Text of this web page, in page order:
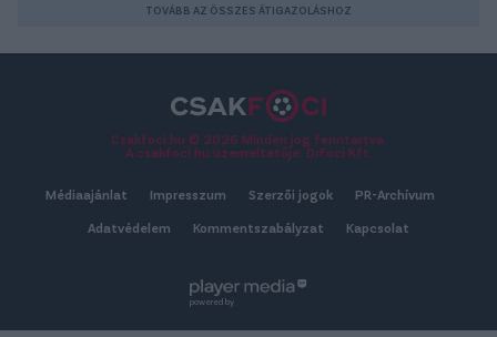
TOVÁBB AZ ÖSSZES ÁTIGAZOLÁSHOZ
Csakfoci.hu © 2026 Minden jog fenntartva.
A csakfoci.hu üzemeltetője: DrFoci Kft.
Médiaajánlat Impresszum Szerzői jogok PR-Archívum
Adatvédelem Kommentszabályzat Kapcsolat
powered by